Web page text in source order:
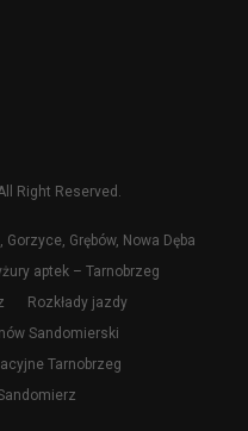
Right Reserved.
Grębów, Nowa Dęba
aptek – Tarnobrzeg
Rozkłady jazdy
Sandomierski
Tarnobrzeg